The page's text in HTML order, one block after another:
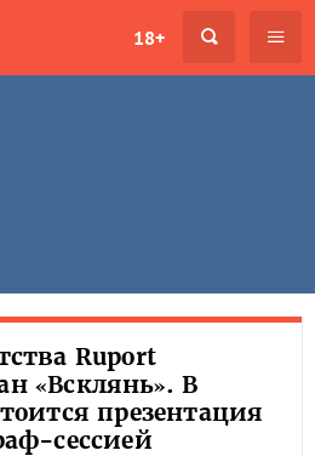
18+
Ruport
«Всклянь». В
презентация
сессией